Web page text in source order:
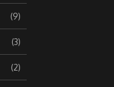
(9)
(3)
(2)